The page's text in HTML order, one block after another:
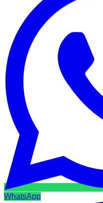
WhatsApp